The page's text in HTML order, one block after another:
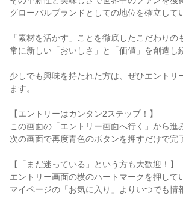
グローバルブランドとしての地位を確立して
「素材を活かす」ことを徹底したこだわりの
常に新しい「おいしさ」と「価値」を創造し
少しでも興味を持たれた方は、ぜひエントリ
ます。
【エントリーはカンタン2ステップ！】
この画面の「エントリー画面へ行く」から進
次の画面で再度青色のボタンを押すだけで完
【「まだ迷っている」という方も大歓迎！】
エントリー画面の横のハートマークを押して
マイページの「お気に入り」よりいつでも情